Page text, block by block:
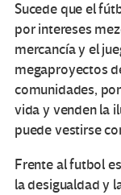
Sucede que el
por intereses
mercancía y el
megaproyectos
comunidades,
vida y venden la
puede vestirse
Frente al futbol
la desigualdad y